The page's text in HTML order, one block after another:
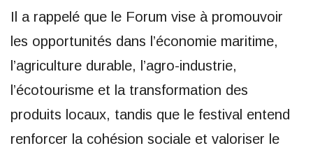
Il a rappelé que le Forum vise à promouvoir
les opportunités dans l’économie maritime,
l’agriculture durable, l’agro-industrie,
l’écotourisme et la transformation des
produits locaux, tandis que le festival entend
renforcer la cohésion sociale et valoriser le